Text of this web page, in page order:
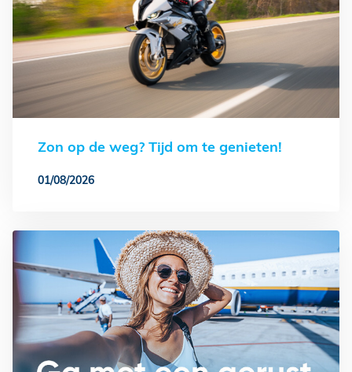
Zon op de weg? Tijd om te genieten!
01/08/2026